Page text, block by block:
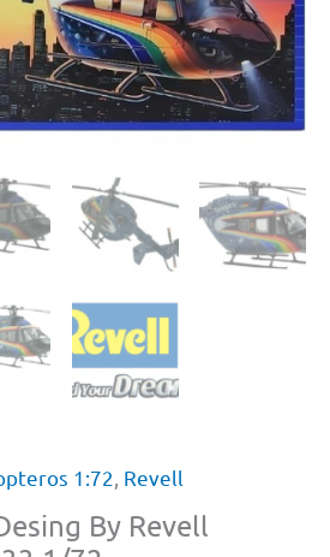
1:72, Revell
By Revell